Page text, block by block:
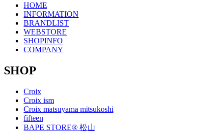
HOME
INFORMATION
BRANDLIST
WEBSTORE
SHOPINFO
COMPANY
SHOP
Croix
Croix ism
Croix matsuyama mitsukoshi
fifteen
BAPE STORE® 松山